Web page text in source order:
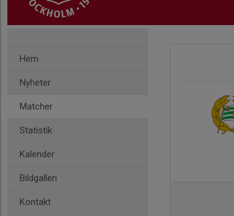
Hem
Nyheter
Matcher
Statistik
Kalender
Bildgalleri
Kontakt